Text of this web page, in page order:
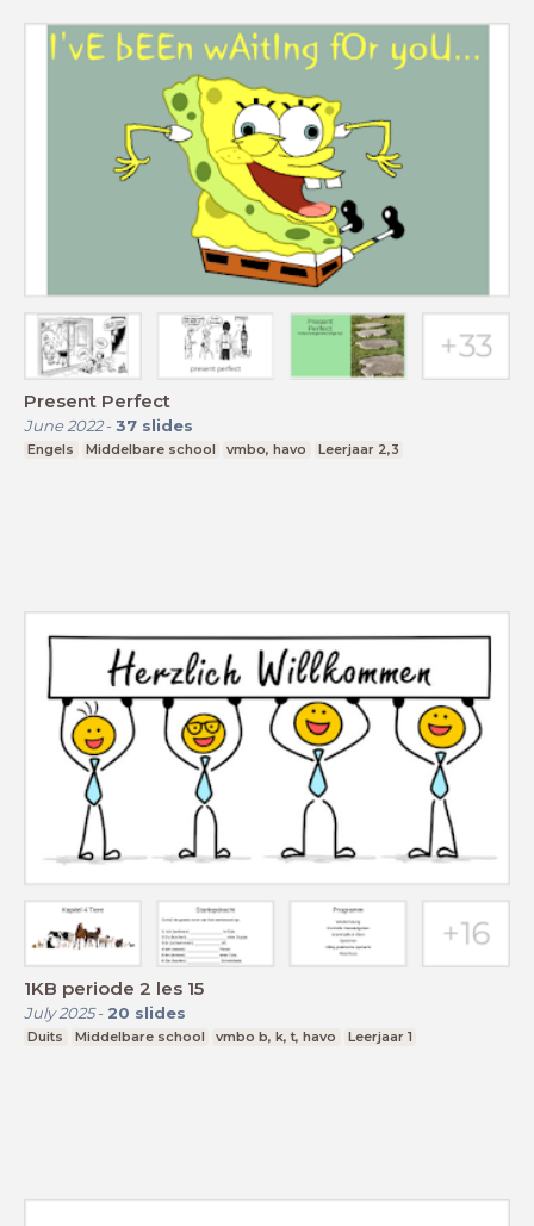
Present Perfect
June 2022- 37 slides
Engels Middelbare school vmbo, havo Leerjaar 2,3
1KB periode 2 les 15
July 2025- 20 slides
Duits Middelbare school vmbo b, k, t, havo Leerjaar 1